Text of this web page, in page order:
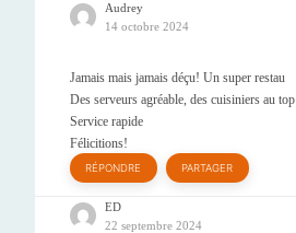
Audrey
14 octobre 2024
Jamais mais jamais déçu! Un super restau
Des serveurs agréable, des cuisiniers au top
Service rapide
Félicitions!
RÉPONDRE PARTAGER
ED
22 septembre 2024